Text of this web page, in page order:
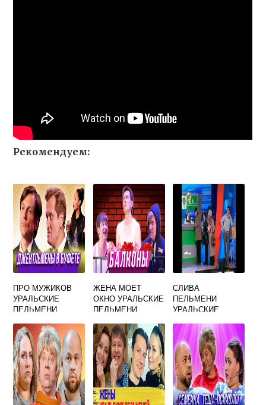
Рекомендуем:
ПРО МУЖИКОВ
УРАЛЬСКИЕ
ПЕЛЬМЕНИ
ЖЕНА МОЕТ
ОКНО УРАЛЬСКИЕ
ПЕЛЬМЕНИ
СЛИВА
ПЕЛЬМЕНИ
УРАЛЬСКИЕ